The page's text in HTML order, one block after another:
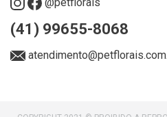
(41) 99655-8068